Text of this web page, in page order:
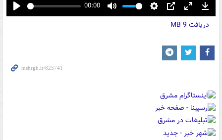
Play
00:00
Mute Settings
PIP Enter
fullscreen
دریافت 9 MB